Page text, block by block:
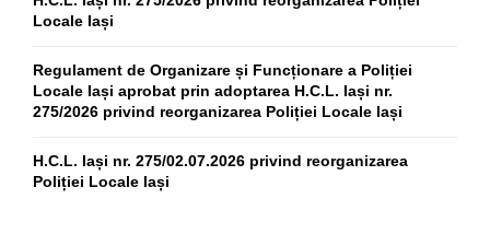
Locale Iași
Regulament de Organizare și Funcționare a Poliției
Locale Iași aprobat prin adoptarea H.C.L. Iași nr.
275/2026 privind reorganizarea Poliției Locale Iași
H.C.L. Iași nr. 275/02.07.2026 privind reorganizarea
Poliției Locale Iași